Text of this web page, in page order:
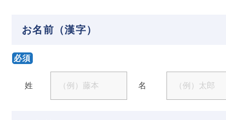
お名前（漢字）
必須
姓 名